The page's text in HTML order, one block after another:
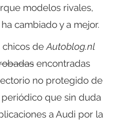
modelos rivales,
cambiado y a mejor.
chicos de Autoblog.nl
encontradas
no protegido de
que sin duda
a Audi por la